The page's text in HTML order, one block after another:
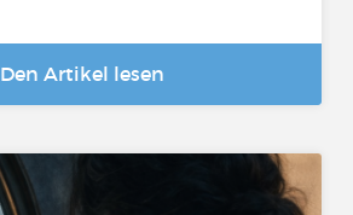
Den Artikel lesen